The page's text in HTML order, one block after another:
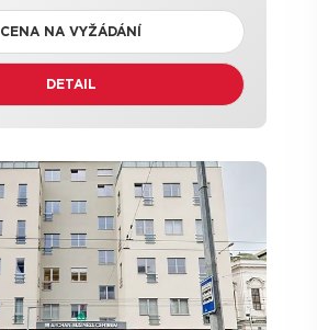
CENA NA VYŽÁDÁNÍ
DETAIL